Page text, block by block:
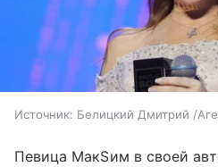
Источник: Белицкий Дмитрий /
Певица МакSим в своей